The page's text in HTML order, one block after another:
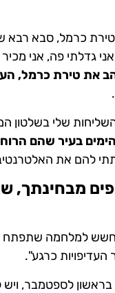
כרמל, סבא רבא
אני גדלתי פה, אני
את טירת כרמל,
בביטחון ועכשיו השליחות
בעיר שהם
להם את
מבחינתך,
חשש למלחמה שתפתח
העדיפויות כרגע".
לספטמבר, ויש